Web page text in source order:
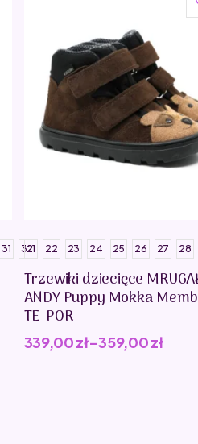
31 32
21 22 23 24 25 26 27 28
Trzewiki dziecięce
ANDY Puppy Mokka
TE-POR
339,00zł–359,00zł